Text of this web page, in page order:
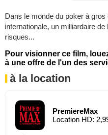
Dans le monde du poker à
internationale, un milliardaire
risques...
Pour visionner ce film,
à une offre de l'un des
à la location
PremiereMax
Location HD: